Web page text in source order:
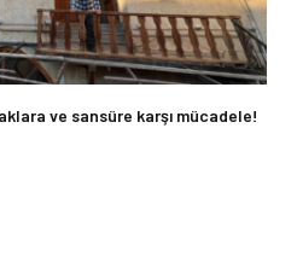
ve sansüre karşı mücadele!